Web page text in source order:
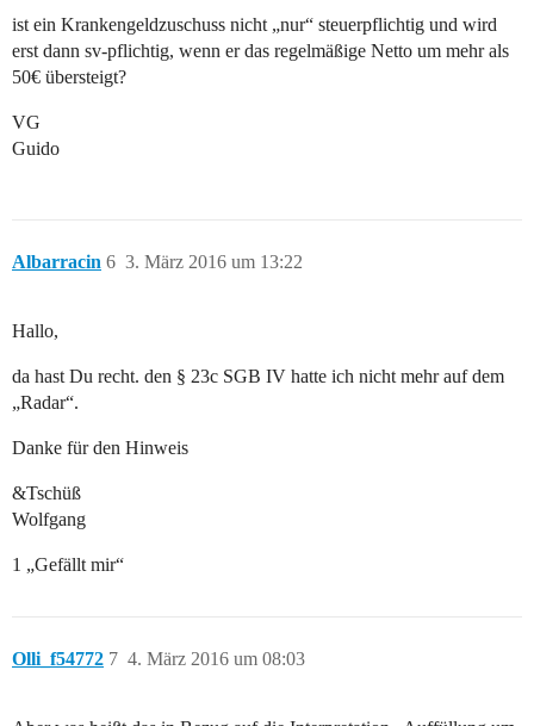
ist ein Krankengeldzuschuss nicht „nur“ steuerpflichtig und wird
erst dann sv-pflichtig, wenn er das regelmäßige Netto um mehr als
50€ übersteigt?
VG
Guido
Albarracin 3. März 2016 um 13:22
6
Hallo,
da hast Du recht. den § 23c SGB IV hatte ich nicht mehr auf dem
„Radar“.
Danke für den Hinweis
&Tschüß
Wolfgang
1 „Gefällt mir“
Olli_f54772 4. März 2016 um 08:03
7